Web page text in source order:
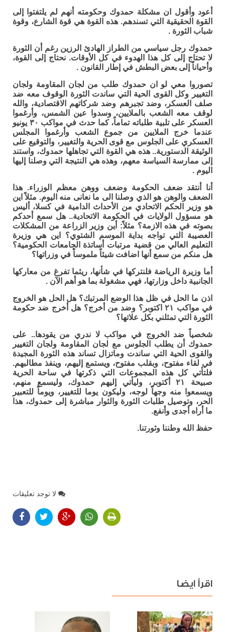
أعود وأقول ان مشكلة حمدوك وحكومته أنهم لم يلتفتوا إلى
القوة الحقيقية التي تسندهم. هذه القوة هي قوة الشارع، وقوة
شباب الثورة .
حمدوك رجل سياسي من الطراز الهادئ الرزين رغم أن الثورة
لا تحتاج إلى كل هذا الهدوء في كل الأوقات. نحتاج إلى القوة،
وأحياناً إلى بعض البطش في إطار القانون .
تصوروا معي لو ان حمدوك طلب من لجان المقاومة ولجان
التغيير وكل القوى الحية التي ساندت الثورة الوقوف معه ضد
صلف العسكر، وضد تجبرهم وضد شركاتهم الاقتصادية، والله
لوقف معه الشعب بالملايين، وسدوا عين الشمس، وأرغموا
العسكر على تلبية طلباته تماماً، كما حدث في مواكب ٣٠ يونيو
عندما خرج الملايين من جموع الشعب وأرغموا المجلس
العسكري على الجلوس مع قوى الحرية والتغيير، والتوقيع على
الوثيقة الدستورية.. هذه هي القوة التي تجاهلها حمدوك، واستند
إلى ممارسة السياسة معهم، وهذه هي النتيجة التي وصلنا إليها
اليوم .
أنا أنتقد ضعف الحكومة وضعف ووهن معظم الوزراء. هذا
الضعف والوهن هو الذي وصلنا الى ما نعانى منه اليوم. مثلاً اين
هو وزير الحكم الاتحادي من الأحداث الدامية في كسلا، أليس
هو مسؤول الولايات في الحكومة الاتحادية.. هل سمع أحدكم
بصوته في هذه الازمة؟ مثلاً: أين وزير الزراعة من المشكلات
العصيبة التي تواجه بداية الموسم الشتوي؟ اين هي وزيرة
التعليم العالي من قضية مرتبات أساتذة الجامعات الحكومية؟
هل منكم من سمع أنها اضافت شيئاً ملموساً في وزراتها؟
أما وزيرة الرياضة فلنتركها في شأنها، ريثما تفرغ من معاركها
الجانبية داخل وزارتها، فهي مشغولة بما هو أهم الآن .
اذن ما الحل في ظل هذا الوضع المرتبك؟ هل الحل هو الخروج
في مواكب ٢١ اكتوبر؟ وضد من أخرج؟ هل أخرج ضد حكومة
الثورة التي تمثلني بكل علاتها؟
شخصياً ضد الخروج في مواكب لا ندري من يقودها.. على
حمدوك أن يطلب الجلوس مع لجان المقاومة ولجان التغيير
والقوى الحية التي ساندت وماتزال تساند هذه الثورة المجيدة
في لقاء مفتوح، وبقلب مفتوح، ويستمع إليهم، وينفذ مطالبهم.
فلتأتي كل هذه المجموعات التي ذكرتها في ساحة الحرية
صبيحة ٢١ أكتوبر، وليأتي إليهم حمدوك، وليسمع منهم،
ويسمعوا منه وجهاً لوجه، وليكون يوما للتغيير، ويوماً للتعبير
الحر، وتوصيل طلبات الثورة والثوار مباشرة إلى حمدوك، هذا
ما أراه أجدى وأنفع.
حفظ الله وطننا وثورتنا.
لا توجد تعليقات
اقرأ ايضا